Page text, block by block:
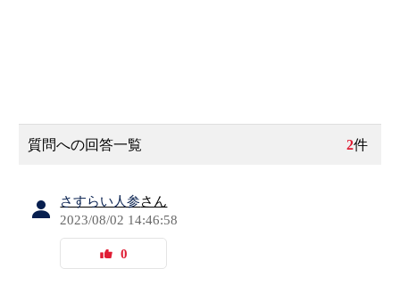
質問への回答一覧 2件
さすらい人参さん
2023/08/02 14:46:58
0